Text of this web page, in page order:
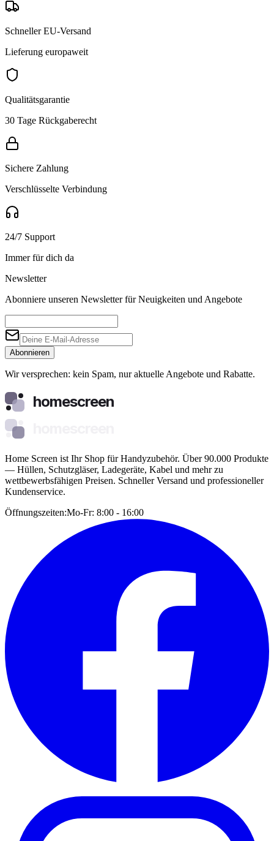
Schneller EU-Versand
Lieferung europaweit
Qualitätsgarantie
30 Tage Rückgaberecht
Sichere Zahlung
Verschlüsselte Verbindung
24/7 Support
Immer für dich da
Newsletter
Abonniere unseren Newsletter für Neuigkeiten und Angebote
Abonnieren
Wir versprechen: kein Spam, nur aktuelle Angebote und Rabatte.
homescreen
Home Screen ist Ihr Shop für Handyzubehör. Über 90.000 Produkte
— Hüllen, Schutzgläser, Ladegeräte, Kabel und mehr zu
wettbewerbsfähigen Preisen. Schneller Versand und professioneller
Kundenservice.
Öffnungszeiten:Mo-Fr: 8:00 - 16:00